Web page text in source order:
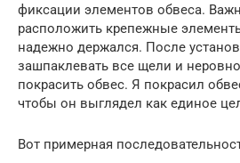
фиксации элементов обвеса.
расположить крепежные
надежно держался. После
зашпаклевать все щели и
покрасить обвес. Я покрасил
чтобы он выглядел как единое
Вот примерная